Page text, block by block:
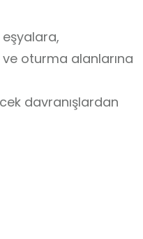
ve oturma alanlarına
davranışlardan